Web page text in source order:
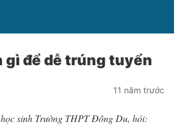
gì để dễ trúng tuyển
11 năm trước
sinh Trường THPT Đông Du, hỏi: